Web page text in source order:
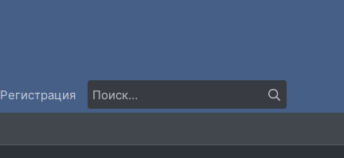
Регистрация